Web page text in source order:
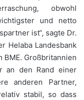
obwohl
und netto
ist“, sagte Dr.
Helaba Landesbank
BME. Großbritannien
an den Rand einer
anderen Partner,
stabil, so dass